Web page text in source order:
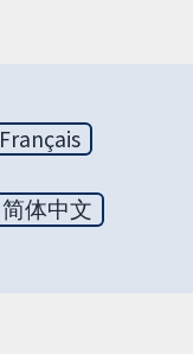
Français
简体中文